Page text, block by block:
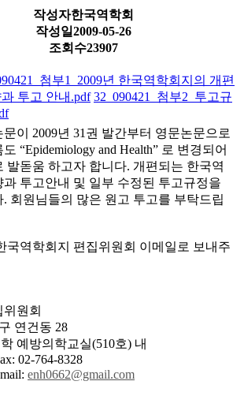
작성자한국역학회
작성일2009-05-26
조회수23907
첨부1_2009년 한국역학회지의 개편
투고 안내.pdf 32_090421_첨부2_투고규
이 2009년 31권 발간부터 영문논문으로
“Epidemiology and Health” 로 변경되어
발돋움 하고자 합니다. 개편되는 한국역
투고안내 및 일부 수정된 투고규정을
회원님들의 많은 원고 투고를 부탁드립
국역학회지 편집위원회 이메일로 보내주
원회
연건동 28
예방의학교실(510호) 내
02-764-8328
enh0662@gmail.com